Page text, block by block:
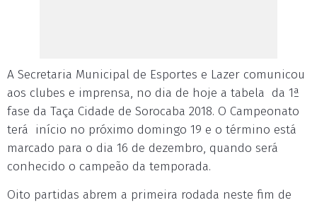
A Secretaria Municipal de Esportes e Lazer comunicou
aos clubes e imprensa, no dia de hoje a tabela da 1ª
fase da Taça Cidade de Sorocaba 2018. O Campeonato
terá início no próximo domingo 19 e o término está
marcado para o dia 16 de dezembro, quando será
conhecido o campeão da temporada.
Oito partidas abrem a primeira rodada neste fim de